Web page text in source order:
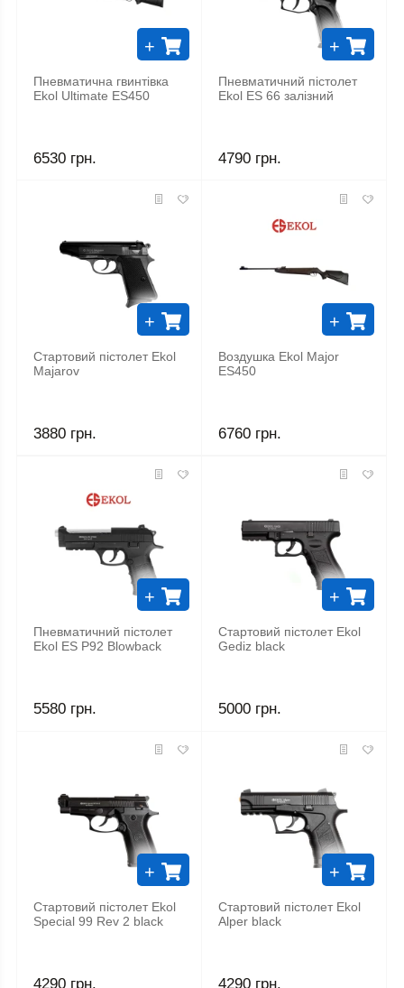
Пневматична гвинтівка
Ekol Ultimate ES450
6530 грн.
+
Пневматичний пістолет
Ekol ES 66 залізний
4790 грн.
+
Стартовий пістолет Ekol
Majarov
3880 грн.
+
Воздушка Ekol Major
ES450
6760 грн.
+
Пневматичний пістолет
Ekol ES P92 Blowback
5580 грн.
+
Стартовий пістолет Ekol
Gediz black
5000 грн.
+
Стартовий пістолет Ekol
Special 99 Rev 2 black
4290 грн.
+
Стартовий пістолет Ekol
Alper black
4290 грн.
+